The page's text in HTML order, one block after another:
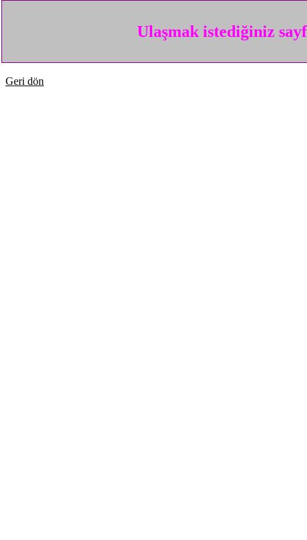
Ulaşmak istediğiniz
Geri dön